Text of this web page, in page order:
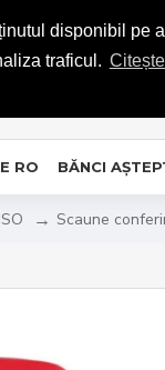
disponibil pe
traficul.
RO BĂNCI
Scaune